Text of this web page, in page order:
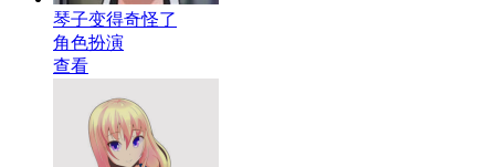
琴子变得奇怪了
角色扮演
查看